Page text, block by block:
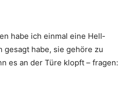
habe ich einmal eine Hell­
habe, sie gehöre zu
es an der Türe klopft – fragen: